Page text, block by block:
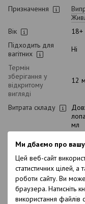
Ми дбаємо про вашу
Цей веб-сайт
статистичних цілей,
роботи сайту. Ви
браузера. Натисніть
використання
Призначення
Вік
18+
Підходить для
вагітних
Ні
Термін
зберігання у
відкритому
вигляді
12
Витрата складу
мл